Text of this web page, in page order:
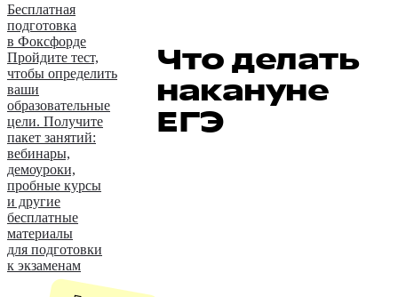
Бесплатная
подготовка
в Фоксфорде
Пройдите тест,
чтобы определить
ваши
образовательные
цели. Получите
пакет занятий:
вебинары,
демоуроки,
пробные курсы
и другие
бесплатные
материалы
для подготовки
к экзаменам
Что делать
накануне
ЕГЭ